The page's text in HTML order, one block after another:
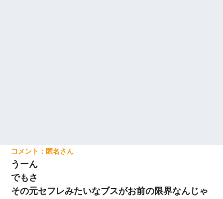
匿名
うーん
でもさ
その元セフレみたいなブスがお前の限界なんじゃ